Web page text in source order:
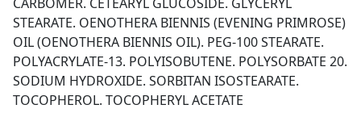
STEARATE. OENOTHERA BIENNIS (EVENING PRIMROSE)
OIL (OENOTHERA BIENNIS OIL). PEG-100 STEARATE.
POLYACRYLATE-13. POLYISOBUTENE. POLYSORBATE 20.
SODIUM HYDROXIDE. SORBITAN ISOSTEARATE.
TOCOPHEROL. TOCOPHERYL ACETATE